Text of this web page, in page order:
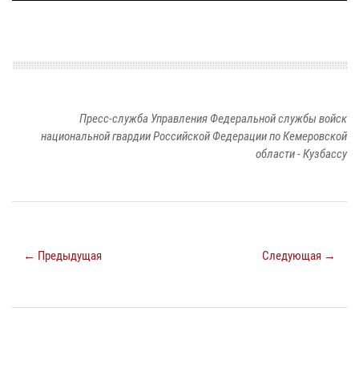
Пресс-служба Управления Федеральной службы войск
национальной гвардии Российской Федерации по Кемеровской
области - Кузбассу
← Предыдущая Следующая →